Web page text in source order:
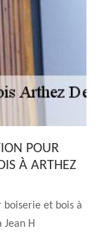
POUR
À ARTHEZ
boiserie et bois à
Jean H